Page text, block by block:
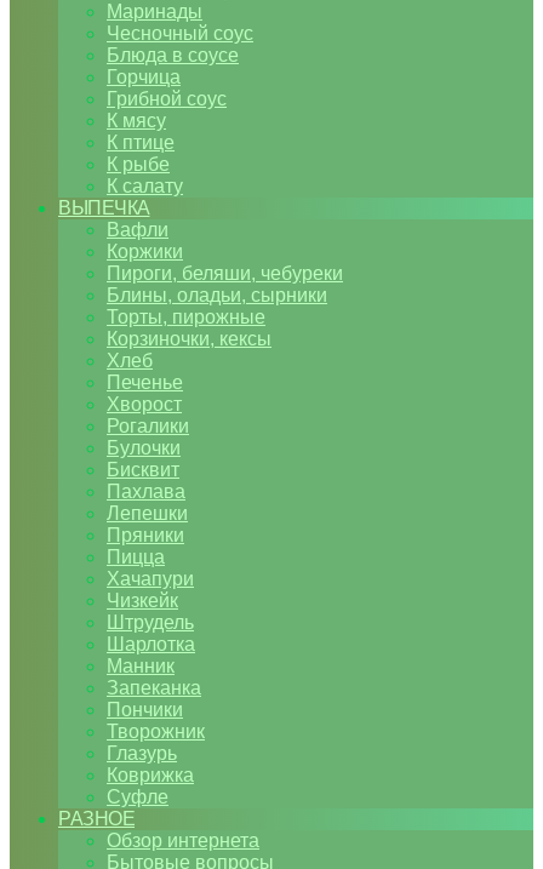
Маринады
Чесночный соус
Блюда в соусе
Горчица
Грибной соус
К мясу
К птице
К рыбе
К салату
ВЫПЕЧКА
Вафли
Коржики
Пироги, беляши, чебуреки
Блины, оладьи, сырники
Торты, пирожные
Корзиночки, кексы
Хлеб
Печенье
Хворост
Рогалики
Булочки
Бисквит
Пахлава
Лепешки
Пряники
Пицца
Хачапури
Чизкейк
Штрудель
Шарлотка
Манник
Запеканка
Пончики
Творожник
Глазурь
Коврижка
Суфле
РАЗНОЕ
Обзор интернета
Бытовые вопросы